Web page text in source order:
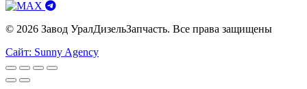
© 2026 Завод УралДизельЗапчасть. Все права защищены
Сайт: Sunny Agency